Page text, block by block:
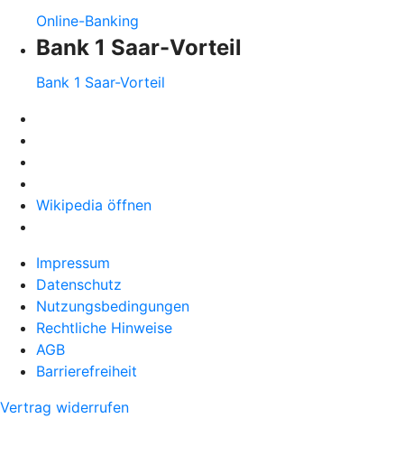
Online-Banking
Bank 1 Saar-Vorteil
Bank 1 Saar-Vorteil
Wikipedia öffnen
Impressum
Datenschutz
Nutzungsbedingungen
Rechtliche Hinweise
AGB
Barrierefreiheit
Vertrag widerrufen